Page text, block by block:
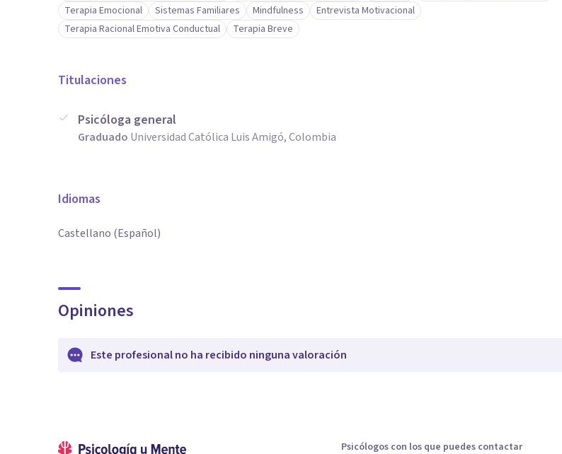
Terapia Emocional
Sistemas Familiares Mindfulness
Entrevista Motivacional
Terapia Racional Emotiva Conductual
Terapia Breve
Titulaciones
Psicóloga general
Graduado Universidad Católica Luis Amigó, Colombia
Idiomas
Castellano (Español)
Opiniones
Este profesional no ha recibido ninguna valoración
Psicólogos con los que puedes contactar